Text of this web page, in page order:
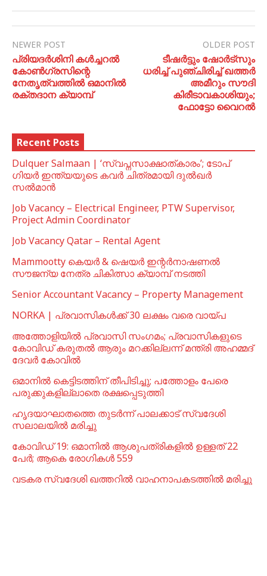
NEWER POST
പ്രിയദർശിനി കൾച്ചറൽ
കോൺഗ്രസിന്റെ
നേതൃത്വത്തിൽ ഒമാനിൽ
രക്തദാന ക്യാമ്പ്
OLDER POST
ടീഷര്‍ട്ടും ഷോര്‍ട്സും
ധരിച്ച് പുഞ്ചിരിച്ച് ഖത്തര്‍
അമീറും സൗദി
കിരീടാവകാശിയും;
ഫോട്ടോ വൈറല്‍
Recent Posts
Dulquer Salmaan | ‘സ്വപ്നസാക്ഷാത്കാരം’; ടോപ്
ഗിയർ ഇന്ത്യയുടെ കവർ ചിത്രമായി ദുൽഖർ
സൽമാൻ
Job Vacancy – Electrical Engineer, PTW Supervisor,
Project Admin Coordinator
Job Vacancy Qatar – Rental Agent
Mammootty കെയർ & ഷെയർ ഇന്റർനാഷണൽ
സൗജന്യ നേത്ര ചികിത്സാ ക്യാമ്പ് നടത്തി
Senior Accountant Vacancy – Property Management
NORKA | പ്രവാസികള്‍ക്ക് 30 ലക്ഷം വരെ വായ്പ
അത്തോളിയിൽ പ്രവാസി സംഗമം; പ്രവാസികളുടെ
കോവിഡ് കരുതൽ ആരും മറക്കില്ലന്ന് മന്ത്രി അഹമ്മദ്
ദേവർ കോവിൽ
ഒമാനില്‍ കെട്ടിടത്തിന് തീപിടിച്ചു; പത്തോളം പേരെ
പരുക്കുകളില്ലാതെ രക്ഷപ്പെടുത്തി
ഹൃദയാഘാതത്തെ തുടർന്ന് പാലക്കാട് സ്വദേശി
സലാലയിൽ മരിച്ചു
കോവിഡ് 19: ഒമാനിൽ ആശുപത്രികളിൽ ഉള്ളത് 22
പേര്‍; ആകെ രോഗികൾ 559
വടകര സ്വദേശി ഖത്തറിൽ വാഹനാപകടത്തിൽ മരിച്ചു